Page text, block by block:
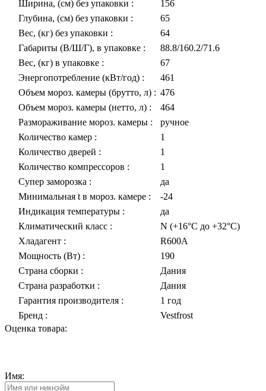
Ширина, (см) без упаковки :
156
Глубина, (см) без упаковки :
65
Вес, (кг) без упаковки :
64
Габариты (В/Ш/Г), в упаковке :
88.8/160.2/71.6
Вес, (кг) в упаковке :
67
Энергопотребление (кВт/год) :
461
Объем мороз. камеры (брутто, л) : 476
Объем мороз. камеры (нетто, л) :
464
Размораживание мороз. камеры :
ручное
Количество камер :
1
Количество дверей :
1
Количество компрессоров :
1
Супер заморозка :
да
Минимальная t в мороз. камере :
-24
Индикация температуры :
да
Климатический класс :
N (+16°С до +32°С)
Хладагент :
R600A
Мощность (Вт) :
190
Страна сборки :
Дания
Страна разработки :
Дания
Гарантия производителя :
1 год
Бренд :
Vestfrost
Оценка товара:
Имя: